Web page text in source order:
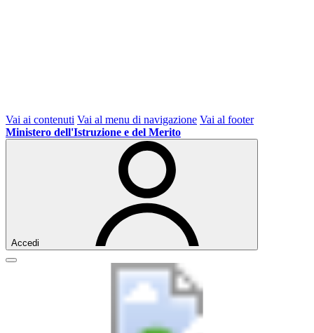
Vai ai contenuti Vai al menu di navigazione Vai al footer
Ministero dell'Istruzione e del Merito
Accedi